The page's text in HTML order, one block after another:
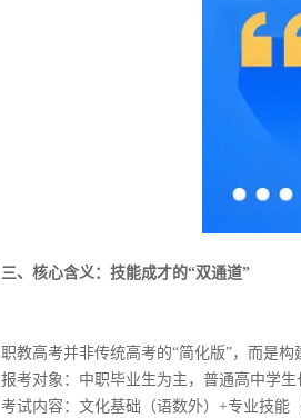
三、核心含义：技能成才的“双通道”
职教高考并非传统高考的“简化版”，而是
报考对象：中职毕业生为主，普通高中学生
考试内容：文化基础（语数外）+专业技能